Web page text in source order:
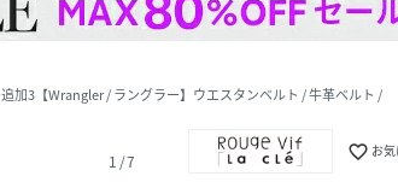
追加3【Wrangler / ラングラー】ウエスタンベルト / 牛革ベルト /
1 /7 favorite_border お